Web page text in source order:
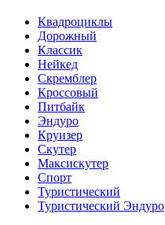
Квадроциклы
Дорожный
Классик
Нейкед
Скремблер
Кроссовый
Питбайк
Эндуро
Круизер
Скутер
Максискутер
Спорт
Туристический
Туристический Эндуро